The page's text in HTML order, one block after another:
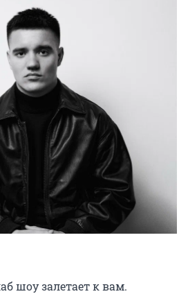
шоу залетает к вам.